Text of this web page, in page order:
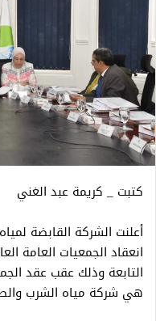
كتبت _ كريمة عبد الغني
أعلنت الشركة القابضة
انعقاد الجمعيات العامة
هي شركة مياه الشرب